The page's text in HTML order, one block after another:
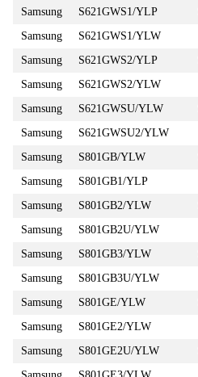
Samsung
S621GWS1/YLP
Samsung
S621GWS1/YLW
Samsung
S621GWS2/YLP
Samsung
S621GWS2/YLW
Samsung
S621GWSU/YLW
Samsung
S621GWSU2/YLW
Samsung
S801GB/YLW
Samsung
S801GB1/YLP
Samsung
S801GB2/YLW
Samsung
S801GB2U/YLW
Samsung
S801GB3/YLW
Samsung
S801GB3U/YLW
Samsung
S801GE/YLW
Samsung
S801GE2/YLW
Samsung
S801GE2U/YLW